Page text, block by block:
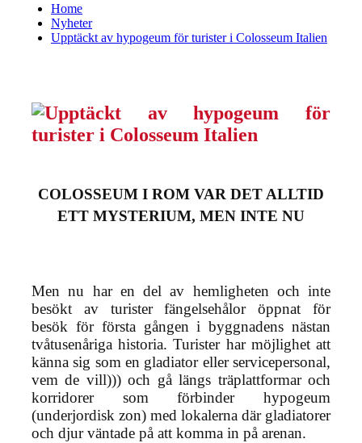
Home
Nyheter
Upptäckt av hypogeum för turister i Colosseum Italien
COLOSSEUM I ROM VAR DET ALLTID
ETT MYSTERIUM, MEN INTE NU
Men nu har en del av hemligheten och inte
besökt av turister fängelsehålor öppnat för
besök för första gången i byggnadens nästan
tvåtusenåriga historia. Turister har möjlighet att
känna sig som en gladiator eller servicepersonal,
vem de vill))) och gå längs träplattformar och
korridorer som förbinder hypogeum
(underjordisk zon) med lokalerna där gladiatorer
och djur väntade på att komma in på arenan.